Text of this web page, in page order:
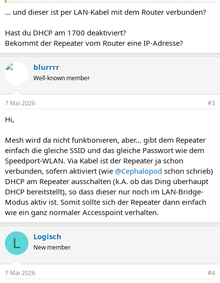
... und dieser ist per LAN-Kabel mit dem Router verbunden?
Hast du DHCP am 1700 deaktiviert?
Bekommt der Repeater vom Router eine IP-Adresse?
blurrrr
Well-known member
7 Mai 2026 #3
Hi,
Mesh wird da nicht funktionieren, aber... gibt dem Repeater
einfach die gleiche SSID und das gleiche Passwort wie dem
Speedport-WLAN. Via Kabel ist der Repeater ja schon
verbunden, sofern aktiviert (wie @Cephalopod schon schrieb)
DHCP am Repeater ausschalten (k.A. ob das Ding überhaupt
DHCP bereitstellt), so dass dieser nur noch im LAN-Bridge-
Modus aktiv ist. Somit sollte sich der Repeater dann einfach
wie ein ganz normaler Accesspoint verhalten.
L Logisch
New member
7 Mai 2026 #4